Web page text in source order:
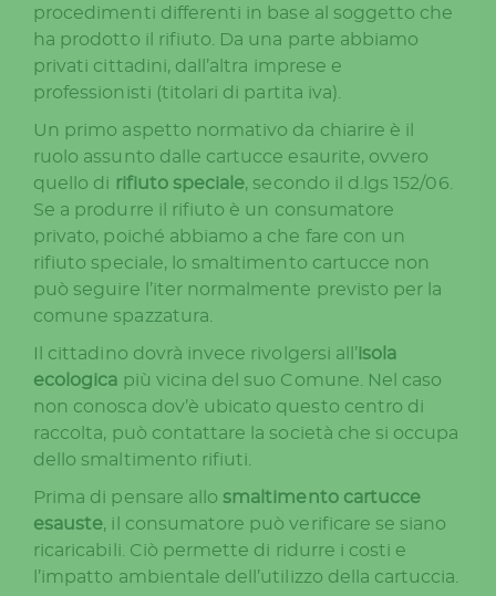
procedimenti differenti in base al soggetto che
ha prodotto il rifiuto. Da una parte abbiamo
privati cittadini, dall’altra imprese e
professionisti (titolari di partita iva).
Un primo aspetto normativo da chiarire è il
ruolo assunto dalle cartucce esaurite, ovvero
quello di rifiuto speciale, secondo il d.lgs 152/06.
Se a produrre il rifiuto è un consumatore
privato, poiché abbiamo a che fare con un
rifiuto speciale, lo smaltimento cartucce non
può seguire l’iter normalmente previsto per la
comune spazzatura.
Il cittadino dovrà invece rivolgersi all’ isola
ecologica più vicina del suo Comune. Nel caso
non conosca dov’è ubicato questo centro di
raccolta, può contattare la società che si occupa
dello smaltimento rifiuti.
Prima di pensare allo smaltimento cartucce
esauste, il consumatore può verificare se siano
ricaricabili. Ciò permette di ridurre i costi e
l’impatto ambientale dell’utilizzo della cartuccia.